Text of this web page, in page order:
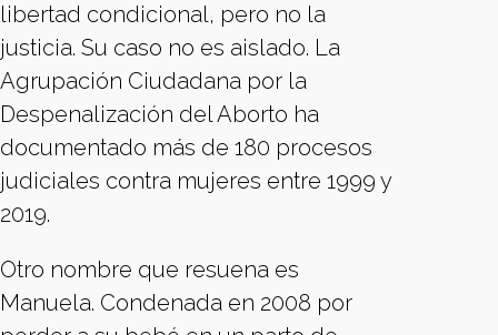
libertad condicional, pero no la
justicia. Su caso no es aislado. La
Agrupación Ciudadana por la
Despenalización del Aborto ha
documentado más de 180 procesos
judiciales contra mujeres entre 1999 y
2019.
Otro nombre que resuena es
Manuela. Condenada en 2008 por